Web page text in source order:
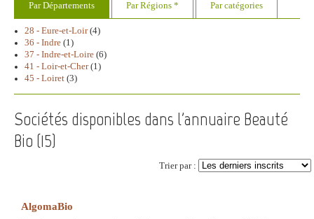
Par Départements Par Régions * Par catégories
28 - Eure-et-Loir(4)
36 - Indre (1)
37 - Indre-et-Loire (6)
41 - Loir-et-Cher(1)
45 - Loiret (3)
Sociétés disponibles dans l'annuaire Beauté
Bio (15)
Trier par :
AlgomaBio